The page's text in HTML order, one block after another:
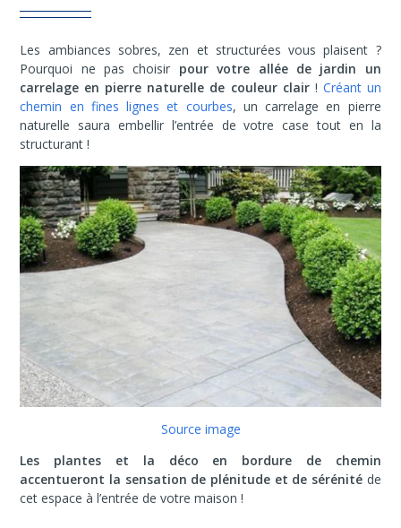
Les ambiances sobres, zen et structurées vous plaisent ?
Pourquoi ne pas choisir pour votre allée de jardin un
carrelage en pierre naturelle de couleur clair! Créant un
chemin en fines lignes et courbes, un carrelage en pierre
naturelle saura embellir l’entrée de votre case tout en la
structurant !
Source image
Les plantes et la déco en bordure de chemin
accentueront la sensation de plénitude et de sérénitéde
cet espace à l’entrée de votre maison !